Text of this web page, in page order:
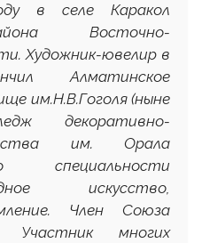
в селе Каракол
Восточно-
Художник-ювелир в
Алматинское
им.Н.В.Гоголя (ныне
декоративно-
им. Орала
специальности
искусство,
Член Союза
Участник многих